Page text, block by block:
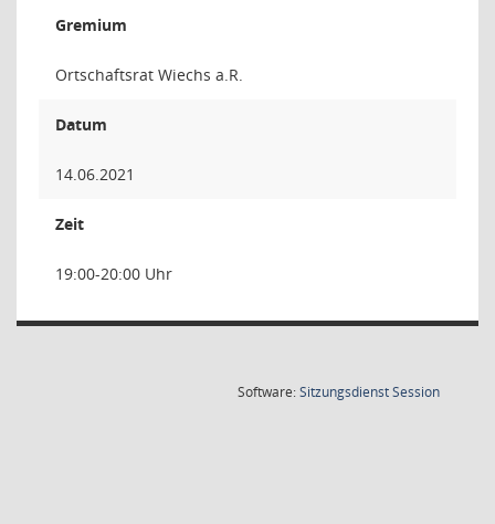
Gremium
Ortschaftsrat Wiechs a.R.
Datum
14.06.2021
Zeit
19:00-20:00 Uhr
Software:SitzungsdienstSession(Wird in